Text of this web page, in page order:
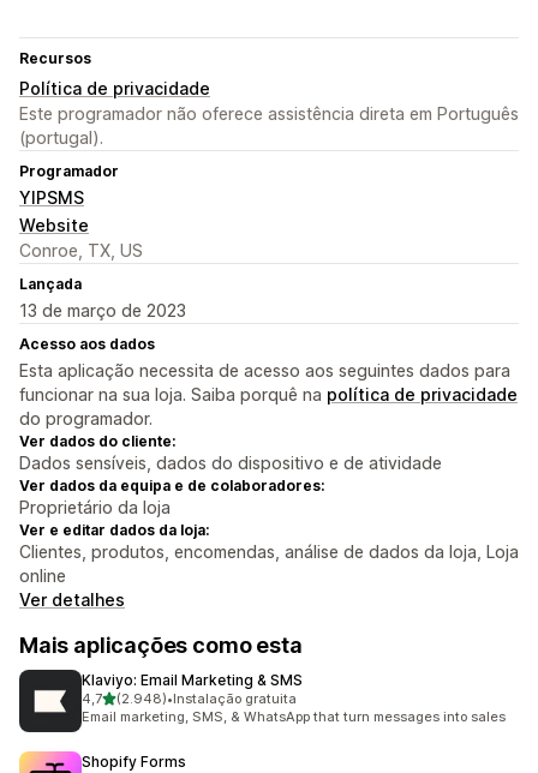
Recursos
Política de privacidade
Este programador não oferece assistência direta em Português
(portugal).
Programador
YIPSMS
Website
Conroe, TX, US
Lançada
13 de março de 2023
Acesso aos dados
Esta aplicação necessita de acesso aos seguintes dados para
funcionar na sua loja. Saiba porquê na política de privacidade
do programador.
Ver dados do cliente:
Dados sensíveis, dados do dispositivo e de atividade
Ver dados da equipa e de colaboradores:
Proprietário da loja
Ver e editar dados da loja:
Clientes, produtos, encomendas, análise de dados da loja, Loja
online
Ver detalhes
Mais aplicações como esta
Klaviyo: Email Marketing & SMS
4,7de 5 estrelas
(2.948)
2948 total de avaliações
•Instalação gratuita
Email marketing, SMS, & WhatsApp that turn messages into sales
Shopify Forms